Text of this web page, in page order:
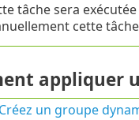
tâche sera
cette
appliquer
Créez un groupe